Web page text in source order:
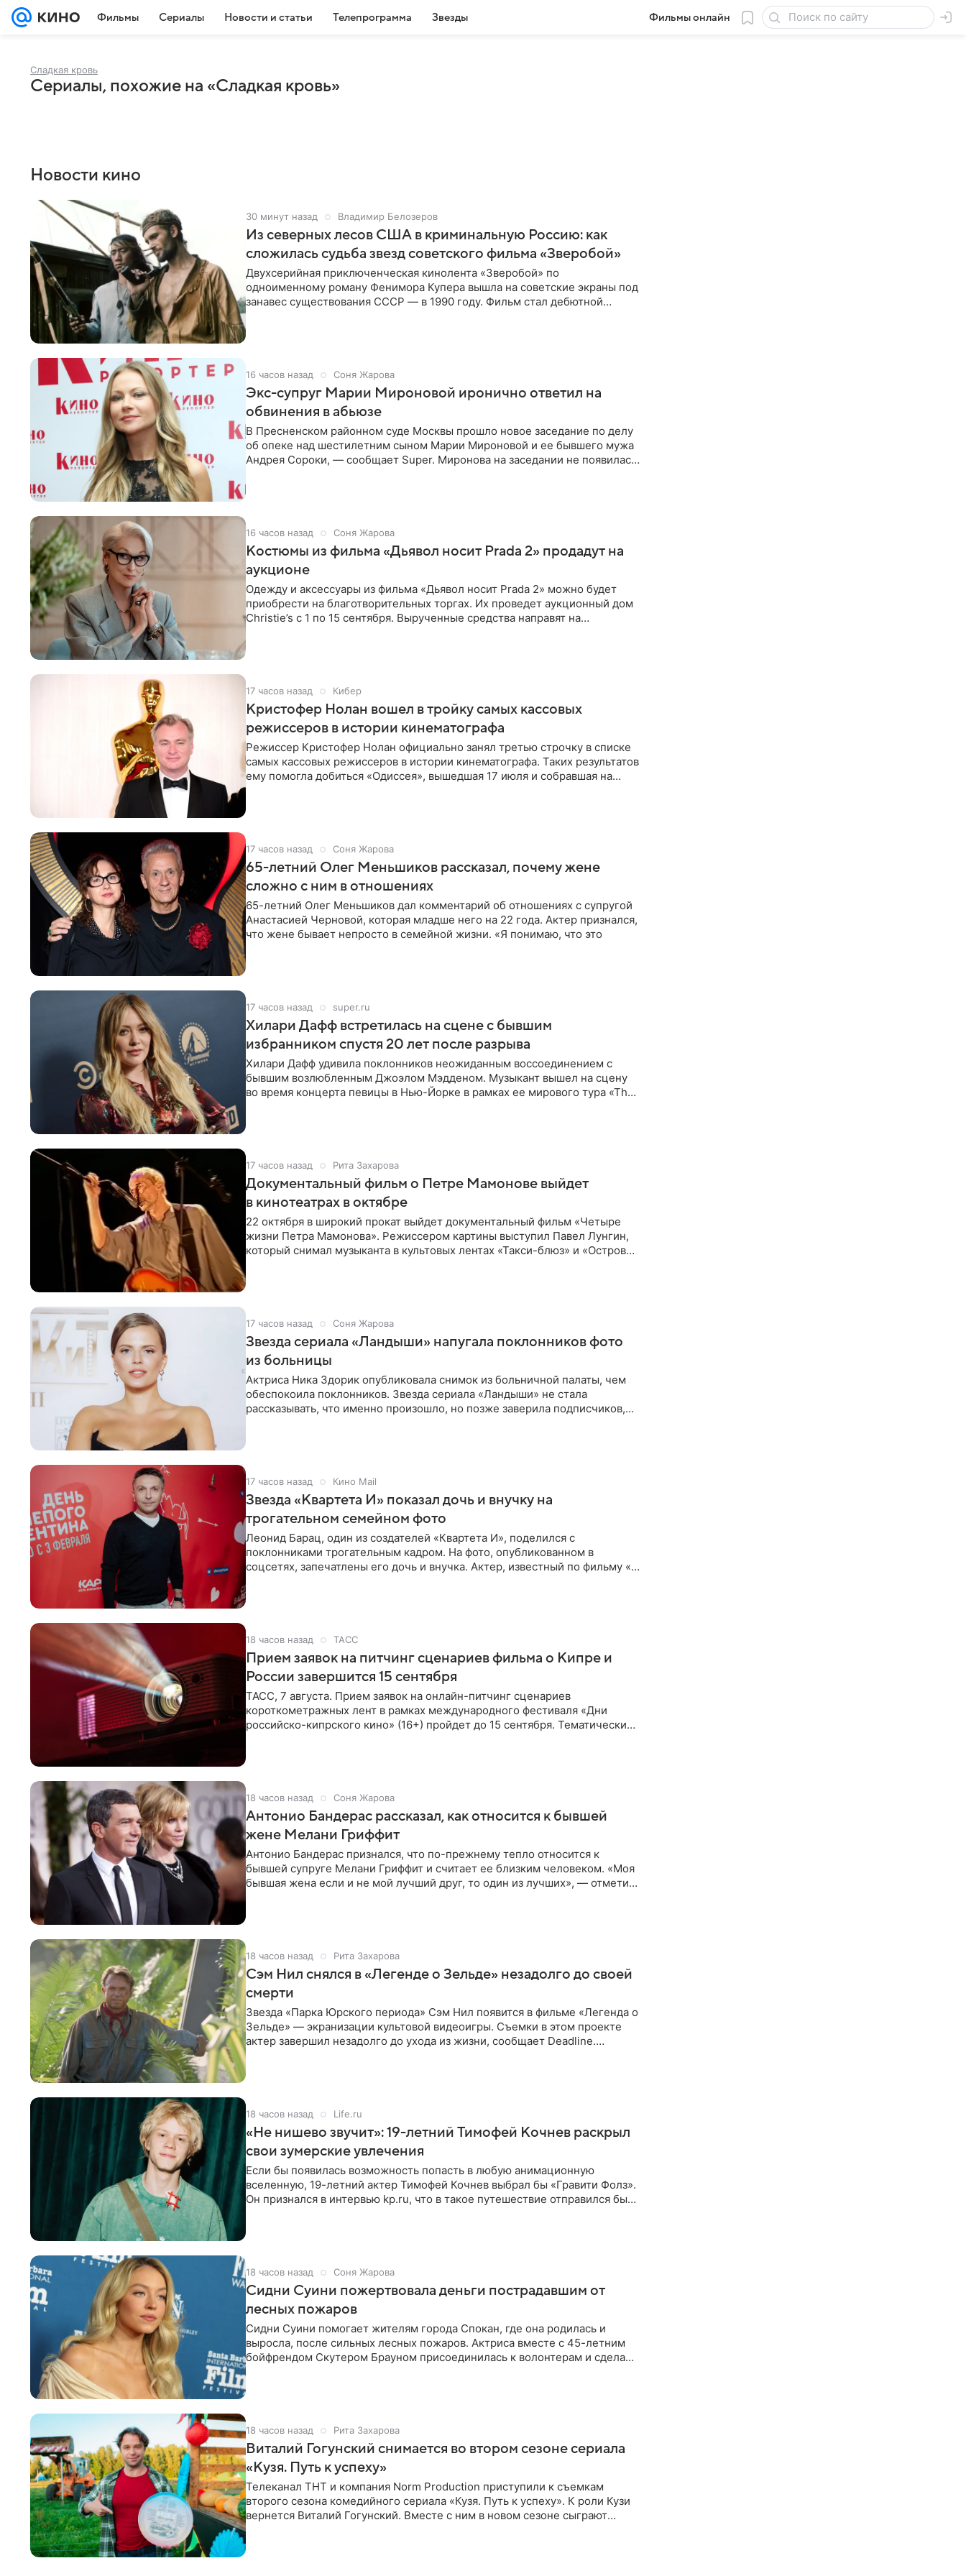
Фильмы Сериалы Новости и статьи Телепрограмма Звезды Фильмы онлайн
Сладкая кровь
Сериалы, похожие на «Сладкая кровь»
Новости кино
30 минут назад Владимир Белозеров
Из северных лесов США в криминальную Россию: как
сложилась судьба звезд советского фильма «Зверобой»
Двухсерийная приключенческая кинолента «Зверобой» по
одноименному роману Фенимора Купера вышла на советские экраны под
занавес существования СССР — в 1990 году. Фильм стал дебютной
16 часов назад Соня Жарова
Экс-супруг Марии Мироновой иронично ответил на
обвинения в абьюзе
В Пресненском районном суде Москвы прошло новое заседание по делу
об опеке над шестилетним сыном Марии Мироновой и ее бывшего мужа
Андрея Сороки, — сообщает Super. Миронова на заседании не появилась.
16 часов назад Соня Жарова
Костюмы из фильма «Дьявол носит Prada 2» продадут на
аукционе
Одежду и аксессуары из фильма «Дьявол носит Prada 2» можно будет
приобрести на благотворительных торгах. Их проведет аукционный дом
Christie’s с 1 по 15 сентября. Вырученные средства направят на
17 часов назад Кибер
Кристофер Нолан вошел в тройку самых кассовых
режиссеров в истории кинематографа
Режиссер Кристофер Нолан официально занял третью строчку в списке
самых кассовых режиссеров в истории кинематографа. Таких результатов
ему помогла добиться «Одиссея», вышедшая 17 июля и собравшая на
17 часов назад Соня Жарова
65-летний Олег Меньшиков рассказал, почему жене
сложно с ним в отношениях
65-летний Олег Меньшиков дал комментарий об отношениях с супругой
Анастасией Черновой, которая младше него на 22 года. Актер признался,
что жене бывает непросто в семейной жизни. «Я понимаю, что это
17 часов назад super.ru
Хилари Дафф встретилась на сцене с бывшим
избранником спустя 20 лет после разрыва
Хилари Дафф удивила поклонников неожиданным воссоединением с
бывшим возлюбленным Джоэлом Мэдденом. Музыкант вышел на сцену
во время концерта певицы в Нью-Йорке в рамках ее мирового тура «The
17 часов назад Рита Захарова
Документальный фильм о Петре Мамонове выйдет
в кинотеатрах в октябре
22 октября в широкий прокат выйдет документальный фильм «Четыре
жизни Петра Мамонова». Режиссером картины выступил Павел Лунгин,
который снимал музыканта в культовых лентах «Такси-блюз» и «Остров».
17 часов назад Соня Жарова
Звезда сериала «Ландыши» напугала поклонников фото
из больницы
Актриса Ника Здорик опубликовала снимок из больничной палаты, чем
обеспокоила поклонников. Звезда сериала «Ландыши» не стала
рассказывать, что именно произошло, но позже заверила подписчиков,
17 часов назад Кино Mail
Звезда «Квартета И» показал дочь и внучку на
трогательном семейном фото
Леонид Барац, один из создателей «Квартета И», поделился с
поклонниками трогательным кадром. На фото, опубликованном в
соцсетях, запечатлены его дочь и внучка. Актер, известный по фильму «О
18 часов назад ТАСС
Прием заявок на питчинг сценариев фильма о Кипре и
России завершится 15 сентября
ТАСС, 7 августа. Прием заявок на онлайн-питчинг сценариев
короткометражных лент в рамках международного фестиваля «Дни
российско-кипрского кино» (16+) пройдет до 15 сентября. Тематически
18 часов назад Соня Жарова
Антонио Бандерас рассказал, как относится к бывшей
жене Мелани Гриффит
Антонио Бандерас признался, что по-прежнему тепло относится к
бывшей супруге Мелани Гриффит и считает ее близким человеком. «Моя
бывшая жена если и не мой лучший друг, то один из лучших», — отметил
18 часов назад Рита Захарова
Сэм Нил снялся в «Легенде о Зельде» незадолго до своей
смерти
Звезда «Парка Юрского периода» Сэм Нил появится в фильме «Легенда о
Зельде» — экранизации культовой видеоигры. Съемки в этом проекте
актер завершил незадолго до ухода из жизни, сообщает Deadline.
18 часов назад Life.ru
«Не нишево звучит»: 19-летний Тимофей Кочнев раскрыл
свои зумерские увлечения
Если бы появилась возможность попасть в любую анимационную
вселенную, 19-летний актер Тимофей Кочнев выбрал бы «Гравити Фолз».
Он признался в интервью kp.ru, что в такое путешествие отправился бы
18 часов назад Соня Жарова
Сидни Суини пожертвовала деньги пострадавшим от
лесных пожаров
Сидни Суини помогает жителям города Спокан, где она родилась и
выросла, после сильных лесных пожаров. Актриса вместе с 45-летним
бойфрендом Скутером Брауном присоединилась к волонтерам и сделала
18 часов назад Рита Захарова
Виталий Гогунский снимается во втором сезоне сериала
«Кузя. Путь к успеху»
Телеканал ТНТ и компания Norm Production приступили к съемкам
второго сезона комедийного сериала «Кузя. Путь к успеху». К роли Кузи
вернется Виталий Гогунский. Вместе с ним в новом сезоне сыграют